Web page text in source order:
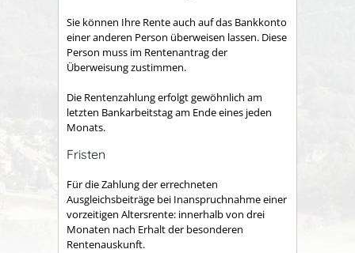
Sie können Ihre Rente auch auf das Bankkonto
einer anderen Person überweisen lassen. Diese
Person muss im Rentenantrag der
Überweisung zustimmen.
Die Rentenzahlung erfolgt gewöhnlich am
letzten Bankarbeitstag am Ende eines jeden
Monats.
Fristen
Für die Zahlung der errechneten
Ausgleichsbeiträge bei Inanspruchnahme einer
vorzeitigen Altersrente: innerhalb von drei
Monaten nach Erhalt der besonderen
Rentenauskunft.